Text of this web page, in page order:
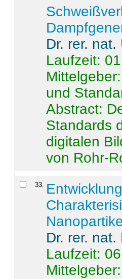
Dr. rer.
Laufzeit:
und
Abstract:
Standards
digitalen
von Rohr-
33.
Dr. rer.
Laufzeit: